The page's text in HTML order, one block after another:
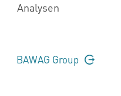
Analysen
BAWAG Group